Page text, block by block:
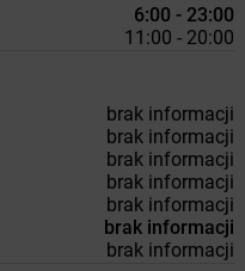
6:00 - 23:00
11:00 - 20:00
brak informacji
brak informacji
brak informacji
brak informacji
brak informacji
brak informacji
brak informacji